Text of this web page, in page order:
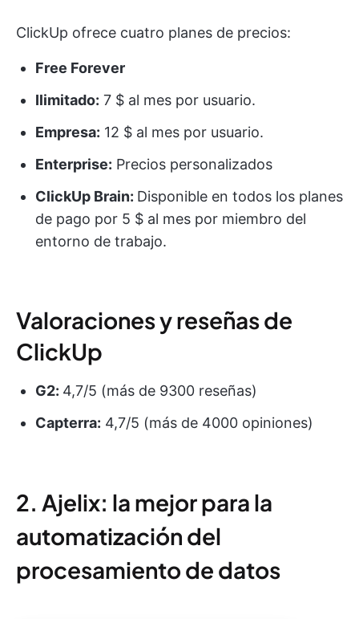
ClickUp ofrece cuatro planes de precios:
Free Forever
Ilimitado: 7 $ al mes por usuario.
Empresa: 12 $ al mes por usuario.
Enterprise: Precios personalizados
ClickUp Brain: Disponible en todos los planes
de pago por 5 $ al mes por miembro del
entorno de trabajo.
Valoraciones y reseñas de
ClickUp
G2: 4,7/5 (más de 9300 reseñas)
Capterra: 4,7/5 (más de 4000 opiniones)
2. Ajelix: la mejor para la
automatización del
procesamiento de datos